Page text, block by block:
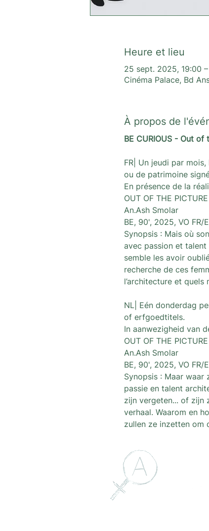
Heure et lieu
25 sept. 2025, 19:00
Cinéma Palace, Bd
À propos de
BE CURIOUS - Out of
FR| Un jeudi par
ou de patrimoine
En présence de la
OUT OF THE PICTURE
An.Ash Smolar
BE, 90', 2025, VO FR/
Synopsis : Mais où
avec passion et
semble les avoir
recherche de ces
l’architecture et
NL| Eén donderdag
of erfgoedtitels.
In aanwezigheid van
OUT OF THE PICTURE
An.Ash Smolar
BE, 90', 2025, VO FR/
Synopsis : Maar waar
passie en talent
zijn vergeten... of zijn
verhaal. Waarom en
zullen ze inzetten om